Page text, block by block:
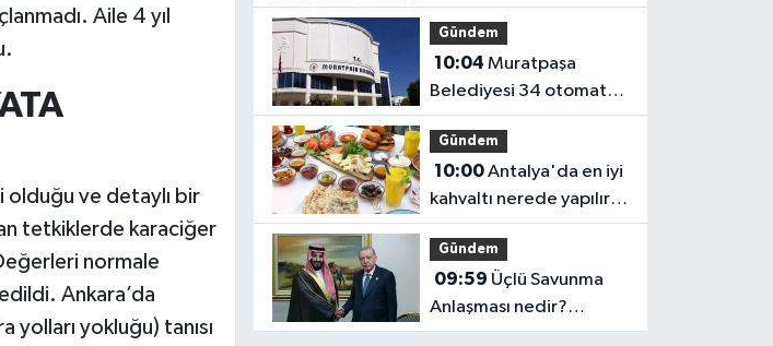
Aile 4 yıl
olduğu ve detaylı bir
tetkiklerde karaciğer
normale
Ankara’da
yokluğu) tanısı
ateş yaktılar, caretta
yavrusu öldü
Gündem
10:04
Belediyesi 34 otomat
yerini kiraya veriyor
Gündem
10:00Antalya'da en iyi
kahvaltı nerede yapılır?
Serpme kahvaltı fiyatları
Gündem
09:59
Anlaşması nedir?
Maddeleri ne,